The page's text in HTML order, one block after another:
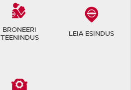
BRONEERI
TEENINDUS
LEIA ESINDUS